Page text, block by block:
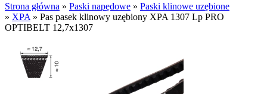
Strona główna » Paski napędowe » Paski klinowe uzębione
» XPA » Pas pasek klinowy uzębiony XPA 1307 Lp PRO
OPTIBELT 12,7x1307